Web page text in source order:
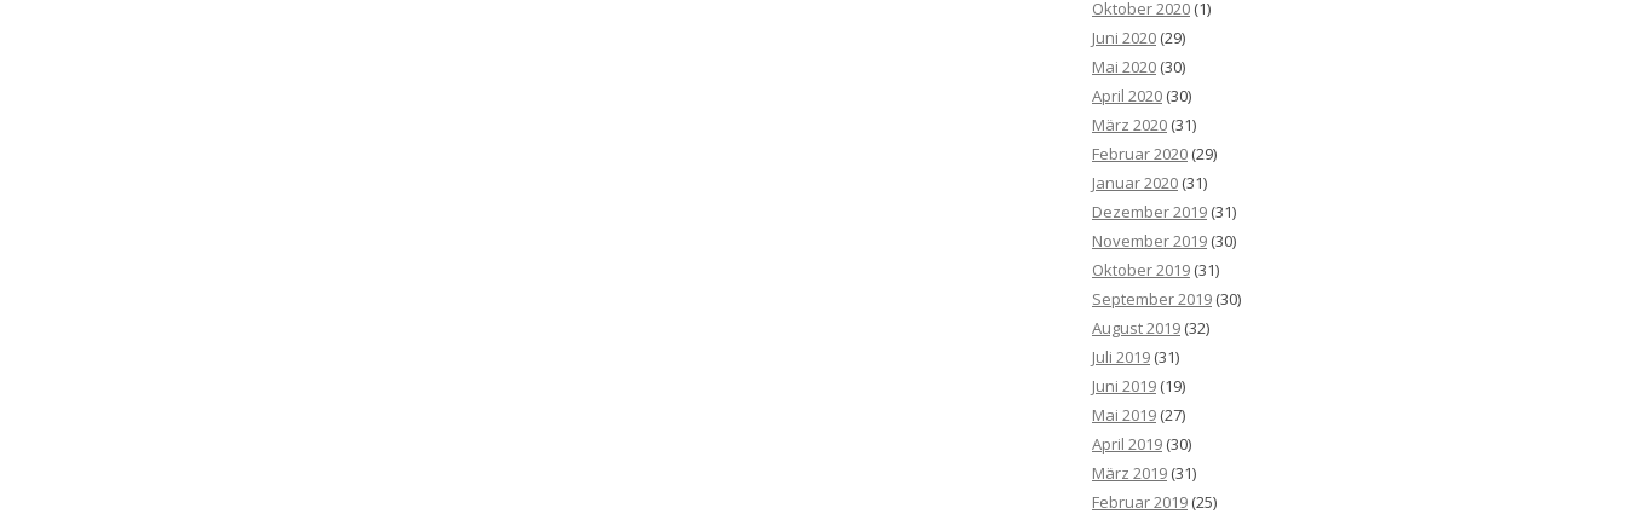
Oktober 2020 (1)
Juni 2020 (29)
Mai 2020 (30)
April 2020 (30)
März 2020 (31)
Februar 2020 (29)
Januar 2020 (31)
Dezember 2019 (31)
November 2019 (30)
Oktober 2019 (31)
September 2019 (30)
August 2019 (32)
Juli 2019 (31)
Juni 2019 (19)
Mai 2019 (27)
April 2019 (30)
März 2019 (31)
Februar 2019 (25)